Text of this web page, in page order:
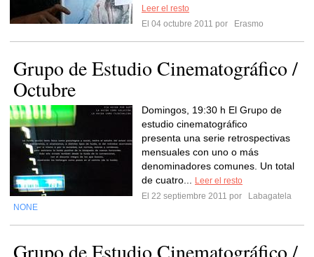
Leer el resto
El 04 octubre 2011 por
Erasmo
Grupo de Estudio Cinematográfico /
Octubre
Domingos, 19:30 h El Grupo de
estudio cinematográfico
presenta una serie retrospectivas
mensuales con uno o más
denominadores comunes. Un total
de cuatro...
Leer el resto
El 22 septiembre 2011 por
Labagatela
NONE
Grupo de Estudio Cinematográfico /